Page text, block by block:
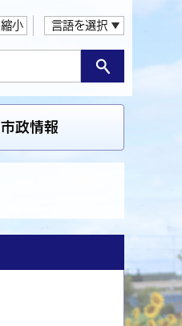
縮小 言語を選択
市政情報